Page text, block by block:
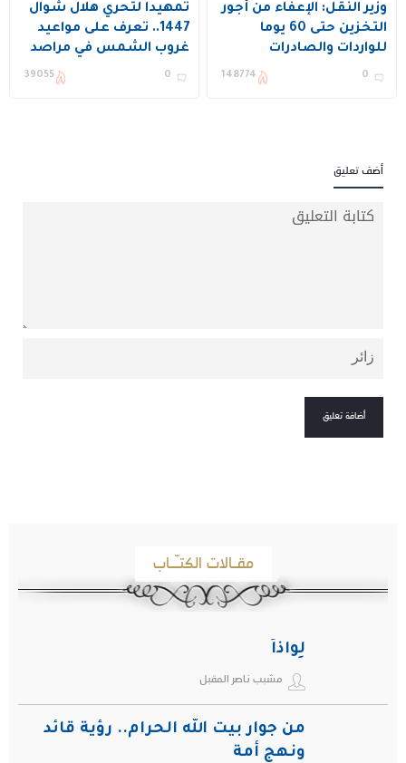
وزير النقل: الإعفاء من أجور
التخزين حتى 60 يوما
للواردات والصادرات
الخليجية
0
148774
تمهيداً لتحري هلال شوال
1447.. تعرف على مواعيد
غروب الشمس في مراصد
السعودية اليوم
0
39055
أضف تعليق
مقـالات الكتـّـاب
لِواذاً
مشبب ناصر المقبل
من جوار بيت الله الحرام.. رؤية قائد
ونهج أمة